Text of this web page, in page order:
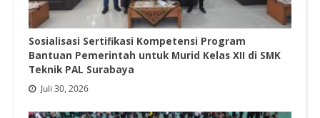
Sosialisasi Sertifikasi Kompetensi Program
Bantuan Pemerintah untuk Murid Kelas XII di SMK
Teknik PAL Surabaya
Juli 30, 2026